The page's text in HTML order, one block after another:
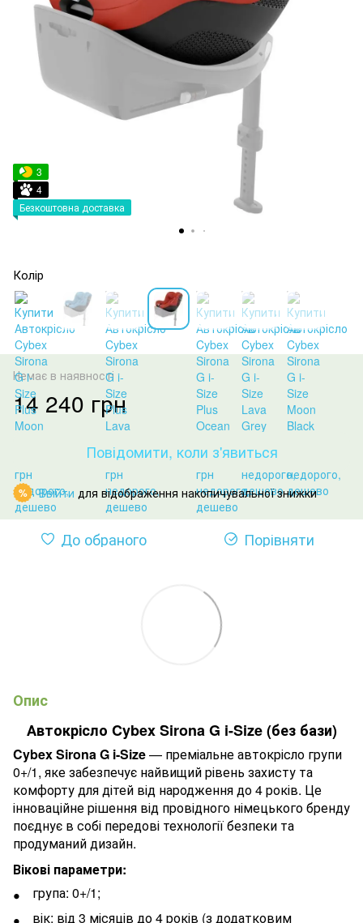
3
4
Безкоштовна доставка
Колір
Немає в наявності
14 240 грн
Повідомити, коли з'явиться
% Ввійти для відображення накопичувальної знижки
До обраного Порівняти
Опис
Автокрісло Cybex Sirona G i-Size (без бази)
Cybex Sirona G i-Size— преміальне автокрісло групи
0+/1, яке забезпечує найвищий рівень захисту та
комфорту для дітей від народження до 4 років. Це
інноваційне рішення від провідного німецького бренду
поєднує в собі передові технології безпеки та
продуманий дизайн.
Вікові параметри:
група: 0+/1;
вік: від 3 місяців до 4 років (з додатковим